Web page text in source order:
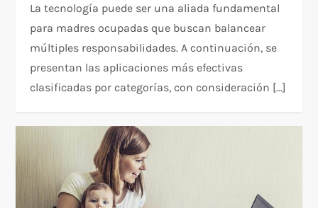
La tecnología puede ser una aliada fundamental
para madres ocupadas que buscan balancear
múltiples responsabilidades. A continuación, se
presentan las aplicaciones más efectivas
clasificadas por categorías, con consideración […]